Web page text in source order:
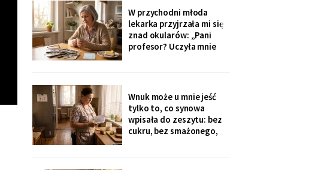
widokiem na sad i
podpisałam papiery.
Dzieciom powiem po
fakcie - niech raz
dowiedzą się ostatnie.
W przychodni młoda
lekarka przyjrzała mi się
znad okularów: „Pani
profesor? Uczyła mnie
ucałowała w oba policzki.
Córka wieczorem
zapytała tylko, czy przy
okazji wzięłam receptę
na
Wnuk może u mnie jeść
tylko to, co synowa
wpisała do zeszytu: bez
cukru, bez smażonego,